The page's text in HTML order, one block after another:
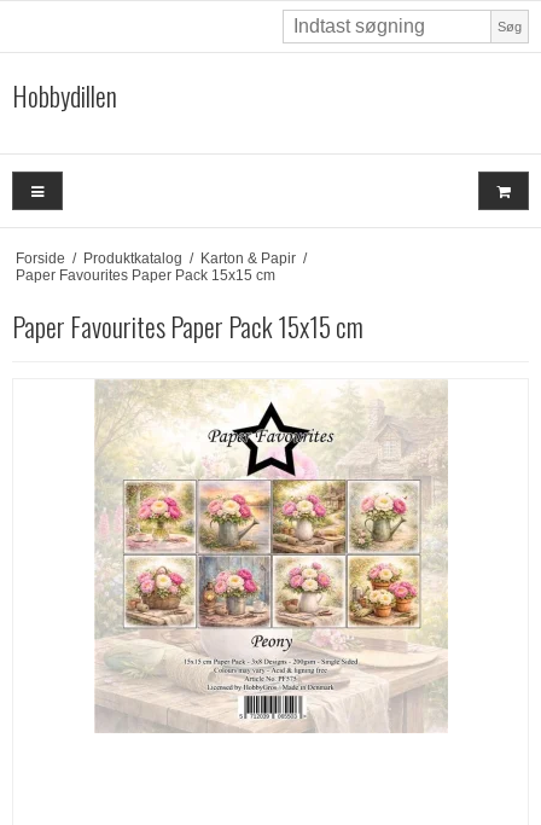
Søg
Hobbydillen
Forside / Produktkatalog / Karton & Papir /
Paper Favourites Paper Pack 15x15 cm
Paper Favourites Paper Pack 15x15 cm